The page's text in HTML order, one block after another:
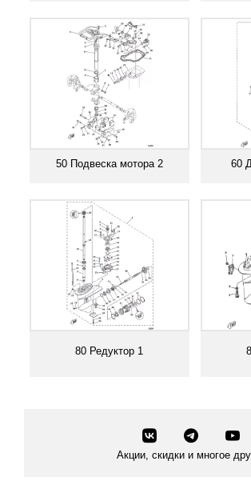
50 Подвеска мотора 2 60
80 Редуктор 1
Акции, скидки и многое